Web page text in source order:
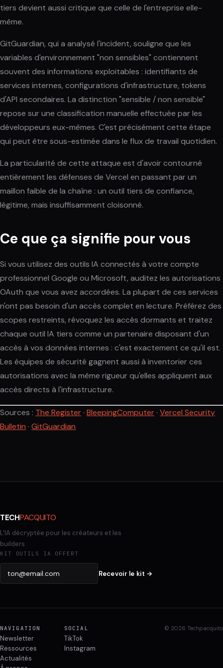
tiers devient aussi critique que celle de l'entreprise elle-
même.
GitGuardian, qui a analysé l'incident, souligne que les
variables d'environnement "non sensibles" contiennent
souvent des informations exploitables : identifiants de
services internes, configurations d'infrastructure, tokens
d'API secondaires. La distinction "sensible / non sensible"
repose sur une classification manuelle effectuée par les
développeurs eux-mêmes. C'est précisément cette étape
qui peut être sous-estimée dans le flux de travail quotidien.
La particularité de cette attaque est d'avoir contourné
entièrement les défenses de Vercel en passant par un
maillon faible de la chaîne : un outil tiers de confiance,
légitime, mais insuffisamment cloisonné.
Ce que ça signifie pour vous
Si vous utilisez des outils IA connectés à votre compte
professionnel Google ou Microsoft, auditez les autorisations
OAuth que vous avez accordées. La plupart de ces services
n'ont pas besoin d'un accès complet en lecture. Préférez des
scopes restreints, révoquez les accès dormants et traitez
chaque outil IA tiers comme un partenaire disposant d'un
accès à vos données internes : c'est exactement ce qu'il est.
Les équipes de sécurité gagnent aussi à inventorier ces
autorisations avec la même rigueur qu'elles appliquent aux
accès directs à l'infrastructure.
Sources : The Register · BleepingComputer · Vercel Security
Bulletin · GitGuardian
TECHPACQUITO
L'IA décryptée pour les créateurs et les
builders.
KIT OUTILS IA OFFERT
Recevoir le kit →
NAVIGATION
Newsletter
Ressources
Actualités
SOCIAL
TikTok
Instagram
© 2026 Techpacquito